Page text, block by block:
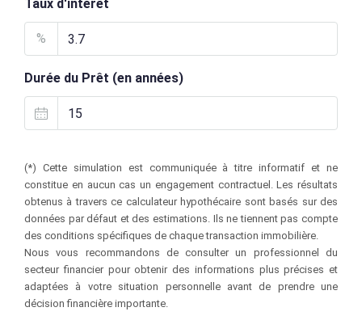
Taux d'intérêt
%
Durée du Prêt (en années)
(*) Cette simulation est communiquée à titre informatif et ne
constitue en aucun cas un engagement contractuel. Les résultats
obtenus à travers ce calculateur hypothécaire sont basés sur des
données par défaut et des estimations. Ils ne tiennent pas compte
des conditions spécifiques de chaque transaction immobilière.
Nous vous recommandons de consulter un professionnel du
secteur financier pour obtenir des informations plus précises et
adaptées à votre situation personnelle avant de prendre une
décision financière importante.